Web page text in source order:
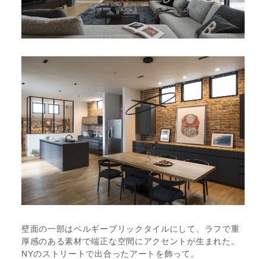
壁面の一部はベルギーブリックタイルにして、ラフで重
厚感のある素材で端正な空間にアクセントが生まれた。
NYのストリートで出合ったアートを飾って。